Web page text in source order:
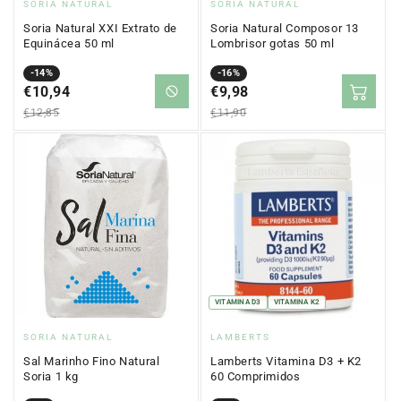
SORIA NATURAL
Soria Natural XXI Extrato de
Equinácea 50 ml
-14%
Precio
en
oferta
€10,94
Precio
regular
€12,85
SORIA NATURAL
Soria Natural Composor 13
Lombrisor gotas 50 ml
-16%
Precio
en
oferta
€9,98
Precio
regular
€11,90
Proveedor:
SORIA NATURAL
Sal Marinho Fino Natural
Soria 1 kg
VITAMINA D3 VITAMINA K2
Proveedor:
LAMBERTS
Lamberts Vitamina D3 + K2
60 Comprimidos